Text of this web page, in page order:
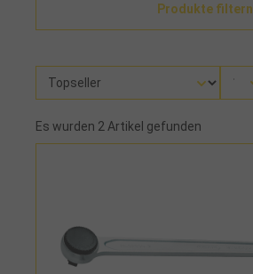
Produkte filtern
Es wurden 2 Artikel gefunden